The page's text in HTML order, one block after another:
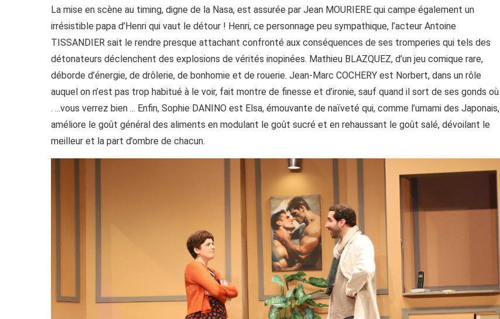
La mise en scène au timing, digne de la Nasa, est assurée par Jean MOURIERE qui campe également un
irrésistible papa d’Henri qui vaut le détour ! Henri, ce personnage peu sympathique, l’acteur Antoine
TISSANDIER sait le rendre presque attachant confronté aux conséquences de ses tromperies qui tels des
détonateurs déclenchent des explosions de vérités inopinées. Mathieu BLAZQUEZ, d’un jeu comique rare,
déborde d’énergie, de drôlerie, de bonhomie et de rouerie. Jean-Marc COCHERY est Norbert, dans un rôle
auquel on n’est pas trop habitué à le voir, fait montre de finesse et d’ironie, sauf quand il sort de ses gonds où
. ...vous verrez bien ... Enfin, Sophie DANINO est Elsa, émouvante de naïveté qui, comme l’umami des Japonais,
améliore le goût général des aliments en modulant le goût sucré et en rehaussant le goût salé, dévoilant le
meilleur et la part d’ombre de chacun.